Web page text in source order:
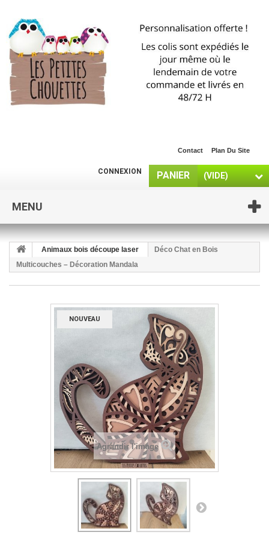
Contact Plan Du Site
PANIER (VIDE)
CONNEXION
MENU
Animaux bois découpe laser
Déco Chat en Bois
Multicouches – Décoration Mandala
NOUVEAU
Agrandir l'image